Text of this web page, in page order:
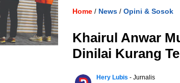
Home / News / Opini & Sosok
Khairul Anwar
Dinilai Kurang
Hery Lubis - Jurnalis